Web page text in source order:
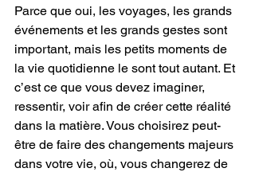
Parce que oui, les voyages, les grands
événements et les grands gestes sont
important, mais les petits moments de
la vie quotidienne le sont tout autant. Et
c’est ce que vous devez imaginer,
ressentir, voir afin de créer cette réalité
dans la matière. Vous choisirez peut-
être de faire des changements majeurs
dans votre vie, où, vous changerez de